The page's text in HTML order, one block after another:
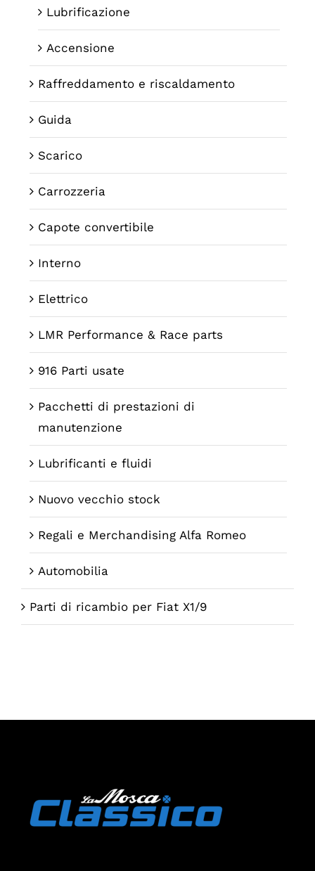
Lubrificazione
Accensione
Raffreddamento e riscaldamento
Guida
Scarico
Carrozzeria
Capote convertibile
Interno
Elettrico
LMR Performance & Race parts
916 Parti usate
Pacchetti di prestazioni di
manutenzione
Lubrificanti e fluidi
Nuovo vecchio stock
Regali e Merchandising Alfa Romeo
Automobilia
Parti di ricambio per Fiat X1/9